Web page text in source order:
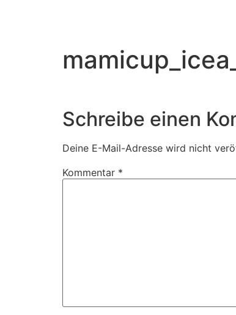
Schreibe einen
Deine E-Mail-Adresse wird nicht
Kommentar *